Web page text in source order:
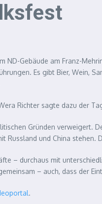
ND-Gebäude am Franz-
Es gibt Bier, Wein,
Richter sagte dazu der
Gründen verweigert.
Russland und China stehen.
– durchaus mit
– auch, dass der
.